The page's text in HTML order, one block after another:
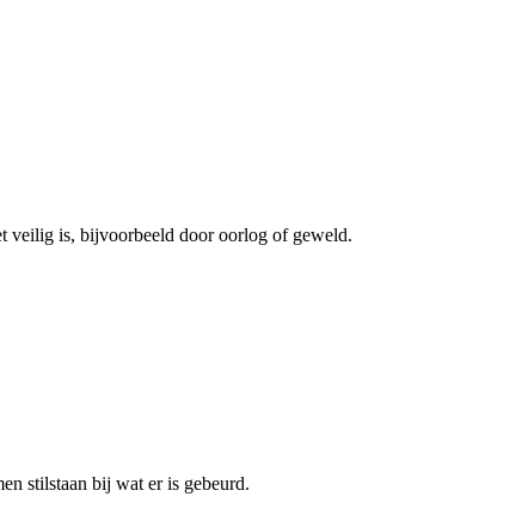
veilig is, bijvoorbeeld door oorlog of geweld.
stilstaan bij wat er is gebeurd.